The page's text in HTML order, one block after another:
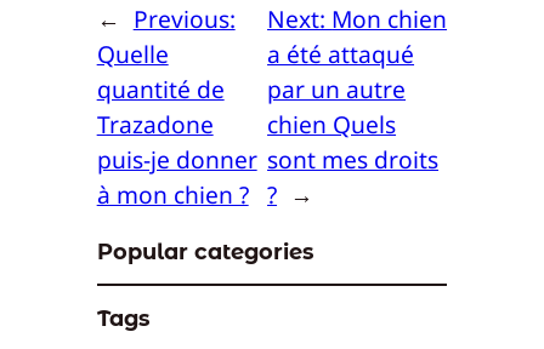
← Previous:
Quelle
quantité de
Trazadone
puis-je donner
à mon chien ?
Next: Mon chien
a été attaqué
par un autre
chien Quels
sont mes droits
? →
Popular categories
Tags